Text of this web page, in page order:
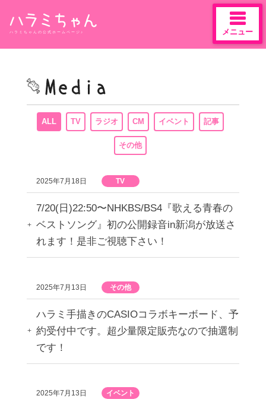
content
ハラミちゃんの公式ホームページ♪ メニュー
ALL TV ラジオ CM イベント 記事
その他
2025年7月18日 TV
7/20(日)22:50〜NHKBS/BS4『歌える青春の
ベストソング』初の公開録音in新潟が放送さ
れます！是非ご視聴下さい！
2025年7月13日 その他
ハラミ手描きのCASIOコラボキーボード、予
約受付中です。超少量限定販売なので抽選制
です！
2025年7月13日 イベント